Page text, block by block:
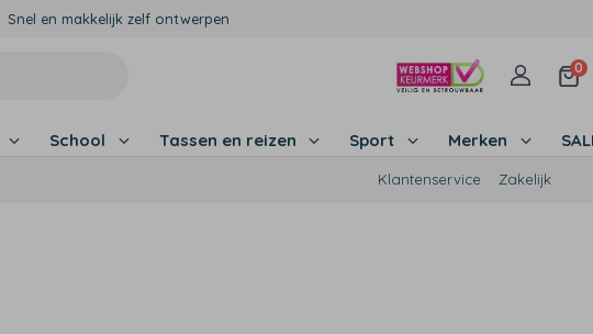
Snel en makkelijk zelf ontwerpen
0
School Tassen en reizen Sport Merken
Klantenservice Zakelijk